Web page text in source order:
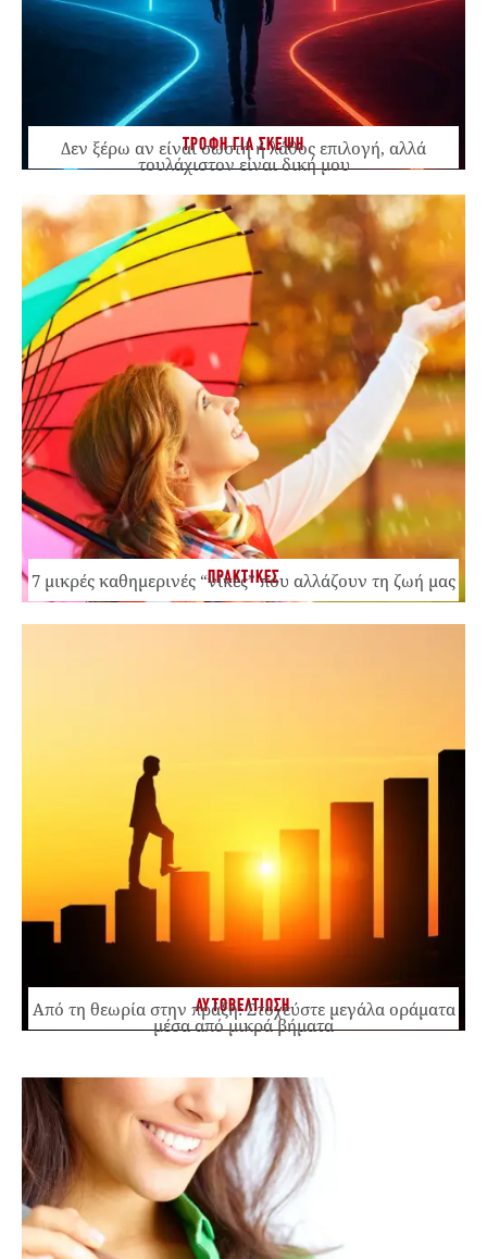
ΤΡΟΦΗ ΓΙΑ ΣΚΕΨΗ
Δεν ξέρω αν είναι σωστή ή λάθος επιλογή, αλλά
τουλάχιστον είναι δική μου
ΠΡΑΚΤΙΚΕΣ
7 μικρές καθημερινές “νίκες” που αλλάζουν τη ζωή μας
ΑΥΤΟΒΕΛΤΙΩΣΗ
Από τη θεωρία στην πράξη: Στοχεύστε μεγάλα οράματα
μέσα από μικρά βήματα